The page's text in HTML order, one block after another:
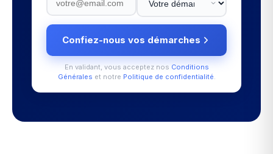
Confiez-nous vos démarches
En validant, vous acceptez nos Conditions
Générales et notre Politique de confidentialité.